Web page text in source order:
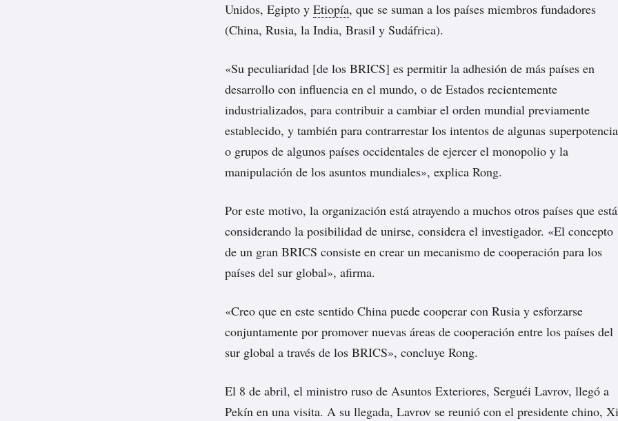
Unidos, Egipto y Etiopía, que se suman a los países miembros fundadores
(China, Rusia, la India, Brasil y Sudáfrica).
«Su peculiaridad [de los BRICS] es permitir la adhesión de más países en
desarrollo con influencia en el mundo, o de Estados recientemente
industrializados, para contribuir a cambiar el orden mundial previamente
establecido, y también para contrarrestar los intentos de algunas
o grupos de algunos países occidentales de ejercer el monopolio y la
manipulación de los asuntos mundiales», explica Rong.
Por este motivo, la organización está atrayendo a muchos otros países que
considerando la posibilidad de unirse, considera el investigador. «El concepto
de un gran BRICS consiste en crear un mecanismo de cooperación para los
países del sur global», afirma.
«Creo que en este sentido China puede cooperar con Rusia y esforzarse
conjuntamente por promover nuevas áreas de cooperación entre los países del
sur global a través de los BRICS», concluye Rong.
El 8 de abril, el ministro ruso de Asuntos Exteriores, Serguéi Lavrov, llegó a
Pekín en una visita. A su llegada, Lavrov se reunió con el presidente chino, Xi